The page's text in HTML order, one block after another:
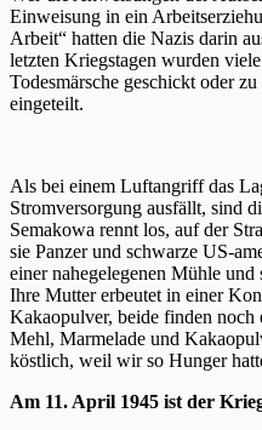
Einweisung in ein
Arbeit“ hatten die Nazis darin
letzten Kriegstagen wurden
Todesmärsche geschickt oder
eingeteilt.
Als bei einem Luftangriff das
Stromversorgung ausfällt, sind
Semakowa rennt los, auf der
sie Panzer und schwarze US-
einer nahegelegenen Mühle
Ihre Mutter erbeutet in einer
Kakaopulver, beide finden noch
Mehl, Marmelade und
köstlich, weil wir so Hunger
Am 11. April 1945 ist der